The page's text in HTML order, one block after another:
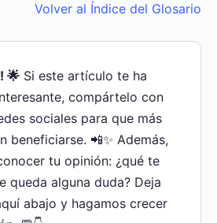
Volver al Índice del Glosario
🌟 Si este artículo te ha
compártelo con
sociales para que más
beneficiarse. 📲✨ Además,
tu opinión: ¿qué te
queda alguna duda? Deja
abajo y hagamos crecer